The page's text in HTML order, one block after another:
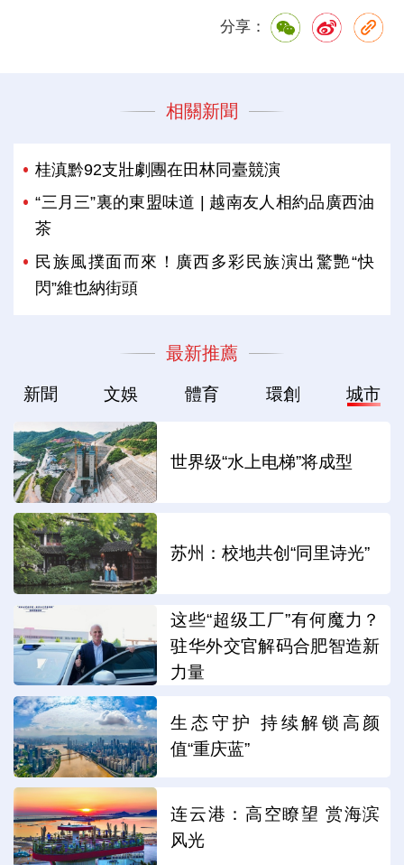
分享：
相關新聞
桂滇黔92支壯劇團在田林同臺競演
“三月三”裏的東盟味道 | 越南友人相約品廣西油
茶
民族風撲面而來！廣西多彩民族演出驚艷“快
閃”維也納街頭
最新推薦
新聞 文娛 體育 環創 城市
世界级“水上电梯”将成型
苏州：校地共创“同里诗光”
这些“超级工厂”有何魔力？
驻华外交官解码合肥智造新
力量
生态守护 持续解锁高颜
值“重庆蓝”
连云港：高空瞭望 赏海滨
风光